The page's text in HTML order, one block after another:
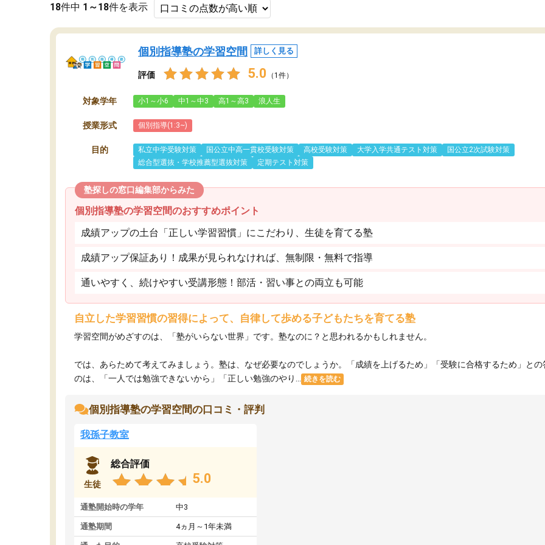
18件中 1～18件を表示
個別指導塾の学習空間 詳しく見る
評価 5.0 （1件）
対象学年 小1～小6 中1～中3 高1～高3 浪人生
授業形式 個別指導(1:3~)
目的 私立中学受験対策 国公立中高一貫校受験対策 高校受験対策 大学入学共通テスト対策
国公立2次試験対策
総合型選抜・学校推薦型選抜対策
定期テスト対策
塾探しの窓口編集部からみた
個別指導塾の学習空間のおすすめポイント
成績アップの土台「正しい学習習慣」にこだわり、生徒を育てる塾
成績アップ保証あり！成果が見られなければ、無制限・無料で指導
通いやすく、続けやすい受講形態！部活・習い事との両立も可能
自立した学習習慣の習得によって、自律して歩める子どもたちを育てる塾
学習空間がめざすのは、「塾がいらない世界」です。塾なのに？と思われるかもしれません。
では、あらためて考えてみましょう。塾は、なぜ必要なのでしょうか。「成績を上げるため」「受験に合格するため」と
のは、「一人では勉強できないから」「正しい勉強のやり...
続きを読む
個別指導塾の学習空間の口コミ・評判
我孫子教室
生徒
総合評価
5.0
通塾開始時の学年 中3
通塾期間 4ヵ月～1年未満